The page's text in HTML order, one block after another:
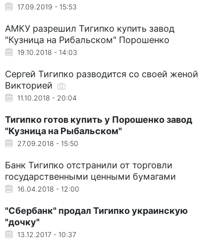
17.09.2019 - 15:53
АМКУ разрешил Тигипко купить завод
"Кузница на Рибальском" Порошенко
19.10.2018 - 14:03
Сергей Тигипко разводится со своей женой
Викторией
11.10.2018 - 20:04
Тигипко готов купить у Порошенко завод
"Кузница на Рыбальском"
27.09.2018 - 15:50
Банк Тигипко отстранили от торговли
государственными ценными бумагами
16.04.2018 - 12:00
"Сбербанк" продал Тигипко украинскую
"дочку"
13.12.2017 - 10:37